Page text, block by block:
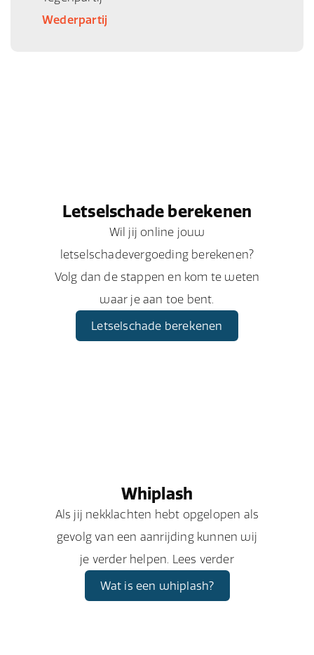
Wederpartij
Letselschade berekenen
Wil jij online jouw
letselschadevergoeding berekenen?
Volg dan de stappen en kom te weten
waar je aan toe bent.
Letselschade berekenen
Whiplash
Als jij nekklachten hebt opgelopen als
gevolg van een aanrijding kunnen wij
je verder helpen. Lees verder
Wat is een whiplash?